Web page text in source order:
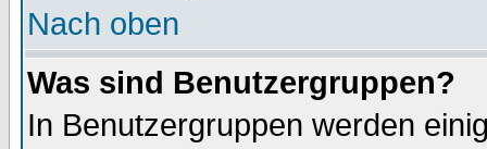
Nach oben
Was sind Benutzergruppen?
In Benutzergruppen werden